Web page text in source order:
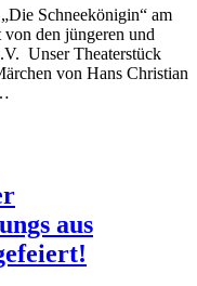
Schneekönigin“ am
den jüngeren und
Unser Theaterstück
von Hans Christian
aus